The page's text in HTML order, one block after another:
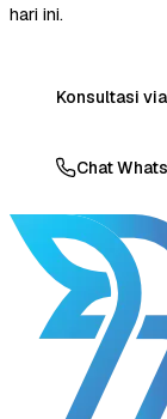
hari ini.
Konsultasi
Chat